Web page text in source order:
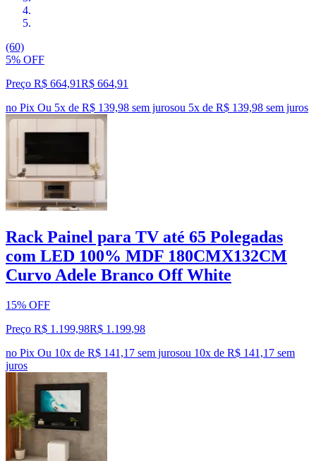
(60)
5% OFF
Preço R$ 664,91R$ 664,91
no Pix Ou 5x de R$ 139,98 sem jurosou 5x de R$ 139,98 sem juros
Rack Painel para TV até 65 Polegadas
com LED 100% MDF 180CMX132CM
Curvo Adele Branco Off White
15% OFF
Preço R$ 1.199,98R$ 1.199,98
no Pix Ou 10x de R$ 141,17 sem jurosou 10x de R$ 141,17 sem
juros